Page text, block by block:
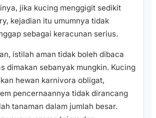
jika kucing menggigit sedikit
kejadian itu umumnya tidak
sebagai keracunan serius.
istilah aman tidak boleh dibaca
dimakan sebanyak mungkin. Kucing
hewan karnivora obligat,
pencernaannya tidak dirancang
tanaman dalam jumlah besar.